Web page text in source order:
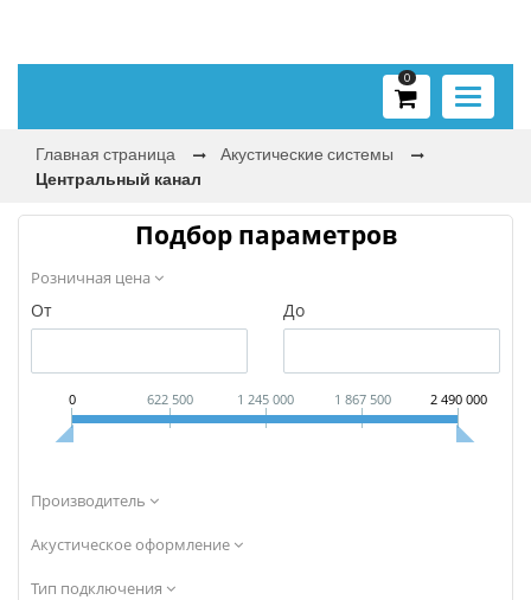
Toggle
0
Главная страница
Акустические системы
Центральный канал
Подбор параметров
Розничная цена
От До
0 622 500 1 245 000 1 867 500 2 490 000
Производитель
Акустическое оформление
Тип подключения